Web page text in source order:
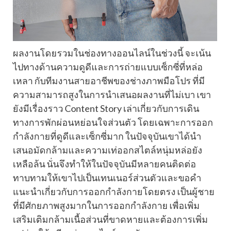
ผลงานโดยรวมในช่องทางออนไลน์ในช่วงนี้ จะเน้น
ไปทางด้านความดูดีและการถ่ายแบบเซ็กซี่ที่หล่อ
เหลา กับทีมงานสายอาชีพของช่างภาพมือโปร ที่มี
ความสามารถสูงในการนำเสนอผลงานที่ไม่เบา เขา
ยังมีเรื่องราว Content Story เล่าเกี่ยวกับการเดิน
ทางการพักผ่อนหย่อนใจส่วนตัว โดยเฉพาะการออก
กำลังกายที่ดูดีและเซ็กซี่มาก ในปัจจุบันเขาได้นำ
เสนอมัดกล้ามและความเท่ออกสไตล์หนุ่มหล่อยัง
เหลือล้น นั่นจึงทำให้ในปัจจุบันมีหลายคนติดต่อ
ทาบทามให้เขาไปเป็นเทนเนอร์ส่วนตัวและขอคำ
แนะนำเกี่ยวกับการออกกำลังกายโดยตรง เป็นผู้ชาย
ที่มีศักยภาพสูงมากในการออกกำลังกาย เพื่อเพิ่ม
เสริมเติมกล้ามเนื้อส่วนที่ขาดหายและต้องการเพิ่ม